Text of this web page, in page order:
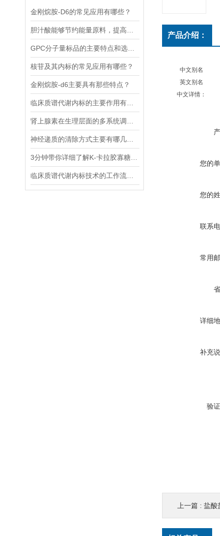
金刚烷胺-D6的常见应用有哪些？
核苷及其内标的常见应用有哪些？
金刚烷胺-d6主要具有那些特点？
产品介绍：
中文别名
英文别名
中文详情：
您的
您的
联系
常用
详细
补充
验
上一篇 : 盐酸